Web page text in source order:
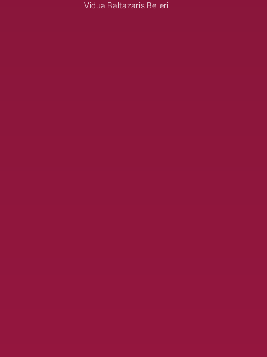
Vidua Baltazaris Belleri